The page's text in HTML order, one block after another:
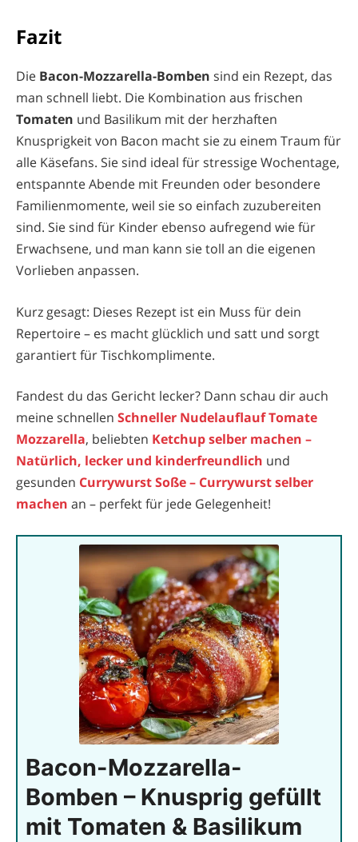
Fazit
Die Bacon-Mozzarella-Bomben sind ein Rezept, das
man schnell liebt. Die Kombination aus frischen
Tomaten und Basilikum mit der herzhaften
Knusprigkeit von Bacon macht sie zu einem Traum für
alle Käsefans. Sie sind ideal für stressige Wochentage,
entspannte Abende mit Freunden oder besondere
Familienmomente, weil sie so einfach zuzubereiten
sind. Sie sind für Kinder ebenso aufregend wie für
Erwachsene, und man kann sie toll an die eigenen
Vorlieben anpassen.
Kurz gesagt: Dieses Rezept ist ein Muss für dein
Repertoire – es macht glücklich und satt und sorgt
garantiert für Tischkomplimente.
Fandest du das Gericht lecker? Dann schau dir auch
meine schnellen Schneller Nudelauflauf Tomate
Mozzarella, beliebten Ketchup selber machen –
Natürlich, lecker und kinderfreundlich und
gesunden Currywurst Soße – Currywurst selber
machen an – perfekt für jede Gelegenheit!
Bacon-Mozzarella-
Bomben – Knusprig gefüllt
mit Tomaten & Basilikum